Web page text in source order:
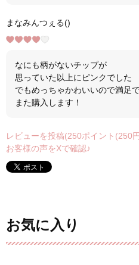
まなみんつぇる()
なにも柄がないチップが
思っていた以上にピンクでした
でもめっちゃかわいいので満足で
また購入します！
レビューを投稿(250ポイント(250
お客様の声をXで確認♪
お気に入り